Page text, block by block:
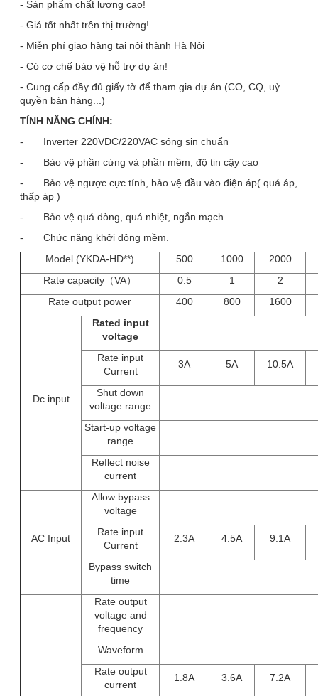
- Sản phẩm chất lượng cao!
- Giá tốt nhất trên thị trường!
- Miễn phí giao hàng tại nội thành Hà Nội
- Có cơ chế bảo vệ hỗ trợ dự án!
- Cung cấp đầy đủ giấy tờ để tham gia dự án (CO, CQ, uỷ
quyền bán hàng...)
TÍNH NĂNG CHÍNH:
- Inverter 220VDC/220VAC sóng sin chuẩn
- Bảo vệ phần cứng và phần mềm, độ tin cậy cao
- Bảo vệ ngược cực tính, bảo vệ đầu vào điện áp( quá áp,
thấp áp )
- Bảo vệ quá dòng, quá nhiệt, ngắn mạch.
- Chức năng khởi động mềm.
Model (YKDA-HD**)
500 1000
2000
Rate capacity（VA）
0.5 1
2
Rate output power
400 800 1600
Dc input
Rated input
voltage
Rate input
Current
3A 5A 10.5A
Shut down
voltage range
Start-up voltage
range
Reflect noise
current
AC Input
Allow bypass
voltage
Rate input
Current
2.3A 4.5A 9.1A
Bypass switch
time
Rate output
voltage and
frequency
Waveform
Rate output
current
1.8A 3.6A 7.2A